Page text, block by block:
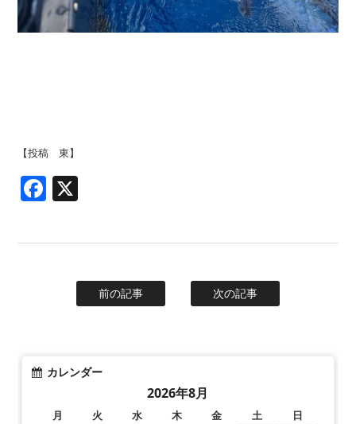
【投稿 東】
Facebook
前の記事 次の記事
カレンダー
2026年8月
月 火 水 木 金 土 日